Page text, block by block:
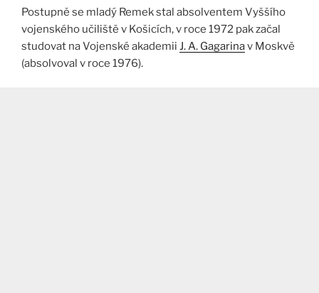
Postupně se mladý Remek stal absolventem Vyššího
vojenského učiliště v Košicích, v roce 1972 pak začal
studovat na Vojenské akademii J. A. Gagarinav Moskvě
(absolvoval v roce 1976).